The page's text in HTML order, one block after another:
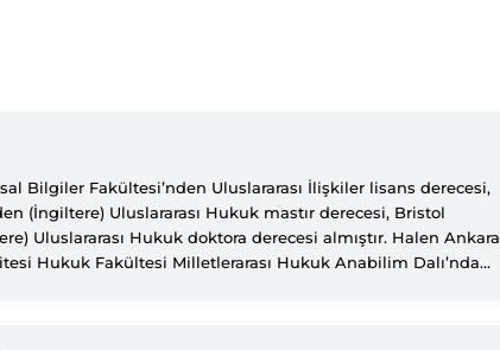
Bilgiler Fakültesi’nden Uluslararası İlişkiler lisans derecesi,
(İngiltere) Uluslararası Hukuk mastır derecesi, Bristol
Uluslararası Hukuk doktora derecesi almıştır. Halen Ankara
Hukuk Fakültesi Milletlerarası Hukuk Anabilim Dalı’nda